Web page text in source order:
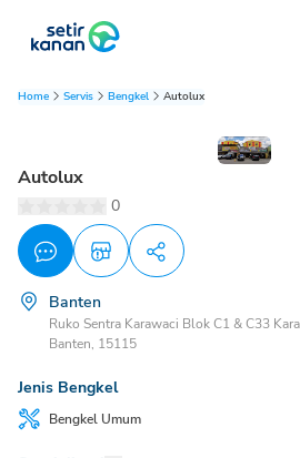
Home Servis Bengkel Autolux
Autolux
0
Banten
Ruko Sentra Karawaci Blok C1 & C33
Banten, 15115
Jenis Bengkel
Bengkel Umum